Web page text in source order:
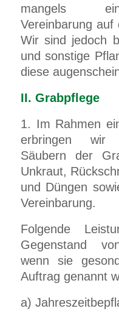
mangels
Vereinbarung auf
Wir sind jedoch
und sonstige
diese
II. Grabpflege
1. Im Rahmen
erbringen wir
Säubern der
Unkraut,
und Düngen
Vereinbarung.
Folgende
Gegenstand
wenn sie
Auftrag genannt
a)